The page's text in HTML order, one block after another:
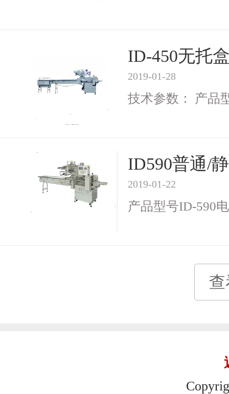
ID-450无托
2019-01-28
技术参数： 产品
ID590普通/
2019-01-22
产品型号ID-590